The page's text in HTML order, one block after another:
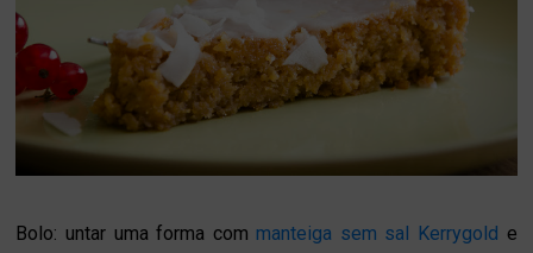
Bolo: untar uma forma commanteiga sem sal Kerrygold e